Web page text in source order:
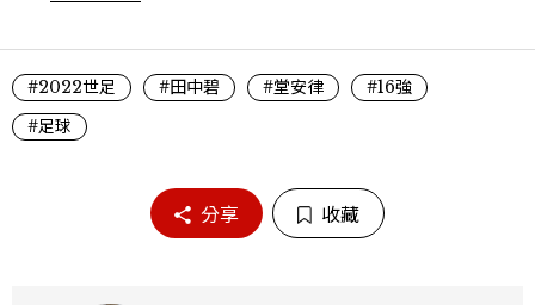
#2022世足 #田中碧 #堂安律
#16強
#足球
分享 收藏